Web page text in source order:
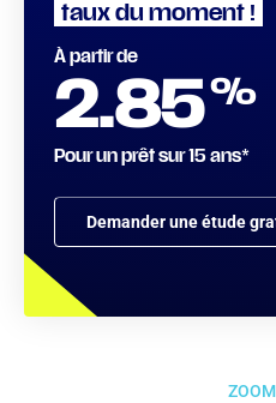
taux du moment !
Demander une étude
À partir de
2.85%
Pour un prêt sur 15 ans*